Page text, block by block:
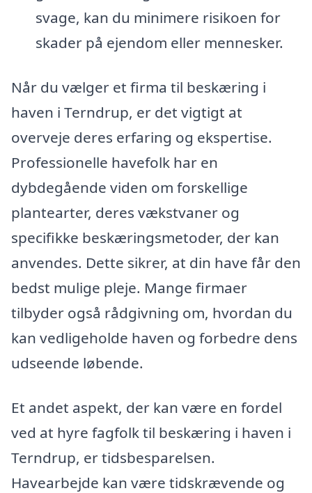
svage, kan du minimere risikoen for
skader på ejendom eller mennesker.
Når du vælger et firma til beskæring i
haven i Terndrup, er det vigtigt at
overveje deres erfaring og ekspertise.
Professionelle havefolk har en
dybdegående viden om forskellige
plantearter, deres vækstvaner og
specifikke beskæringsmetoder, der kan
anvendes. Dette sikrer, at din have får den
bedst mulige pleje. Mange firmaer
tilbyder også rådgivning om, hvordan du
kan vedligeholde haven og forbedre dens
udseende løbende.
Et andet aspekt, der kan være en fordel
ved at hyre fagfolk til beskæring i haven i
Terndrup, er tidsbesparelsen.
Havearbejde kan være tidskrævende og